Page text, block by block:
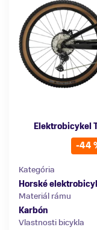
Elektrobicykel
-44
Kategória
Horské
Materiál rámu
Karbón
Vlastnosti bicykla